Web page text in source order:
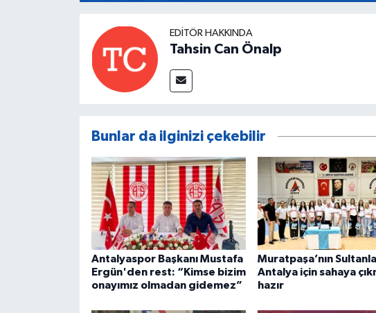
EDITÖR HAKKINDA
Tahsin Can Önalp
Bunlar da ilginizi çekebilir
Antalyaspor Başkanı Mustafa
Ergün'den rest: “Kimse bizim
onayımız olmadan gidemez”
Muratpaşa’nın
Antalya için sahaya
hazır